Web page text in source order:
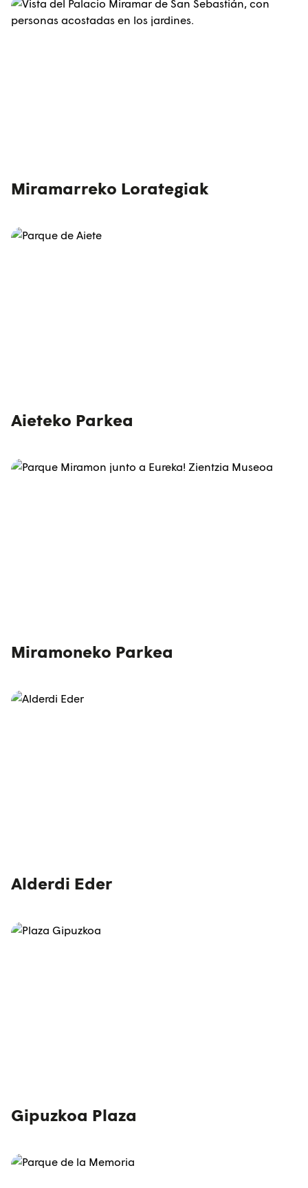
Miramarreko Lorategiak
Aieteko Parkea
Miramoneko Parkea
Alderdi Eder
Gipuzkoa Plaza